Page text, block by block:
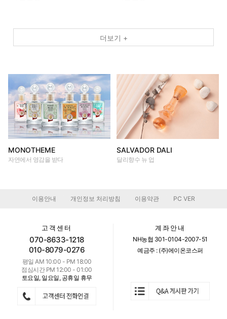
더보기 +
MONOTHEME
자연에서 영감을 받다
SALVADOR DALI
달리향수 뉴 업
이용안내 개인정보 처리방침 이용약관 PC VER
고객센터
070-8633-1218
010-8079-0276
평일 AM 10:00 - PM 18:00
점심시간 PM 12:00 - 01:00
토요일, 일요일, 공휴일 휴무
계좌안내
NH농협 301-0104-2007-51
예금주 : (주)에이온코스퍼